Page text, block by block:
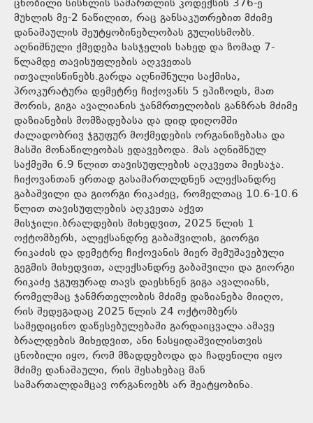
ცნობილი სისხლის სამართლის კოდექსის 376-ე
მუხლის მე-2 ნაწილით, რაც განსაკუთრებით მძიმე
დანაშაულის შეუტყობინებლობას გულისხმობს.
აღნიშნული ქმედება სასჯელის სახედ და ზომად 7-
წლამდე თავისუფლების აღკვეთას
ითვალისწინებს.გარდა აღნიშნული საქმისა,
პროკურატურა დემეტრე ჩიქოვანს 5 ეპიზოდს, მათ
შორის, გიგა ავალიანის ჯანმრთელობის განზრახ მძიმე
დაზიანების მომზადებასა და დიდ დიღომში
ძალადობრივ ჯგუფურ მოქმედების ორგანიზებასა და
მასში მონაწილეობას ედავებოდა. მას აღნიშნულ
საქმეში 6.9 წლით თავისუფლების აღკვეთა მიესაჯა.
ჩიქოვანთან ერთად გასამართლდნენ ალექსანდრე
გაბაშვილი და გიორგი რიკაძეც, რომელთაც 10.6-10.6
წლით თავისუფლების აღკვეთა აქვთ
მისჯილი.ბრალდების მიხედვით, 2025 წლის 1
ოქტომბერს, ალექსანდრე გაბაშვილის, გიორგი
რიკაძის და დემეტრე ჩიქოვანის მიერ შემუშავებული
გეგმის მიხედვით, ალექსანდრე გაბაშვილი და გიორგი
რიკაძე ჯგუფურად თავს დაესხნენ გიგა ავალიანს,
რომელმაც ჯანმრთელობის მძიმე დაზიანება მიიღო,
რის შედეგადაც 2025 წლის 24 ოქტომბერს
სამედიცინო დაწესებულებაში გარდაიცვალა.ამავე
ბრალდების მიხედვით, ანი ნასყიდაშვილისთვის
ცნობილი იყო, რომ მზადდებოდა და ჩადენილი იყო
მძიმე დანაშაული, რის შესახებაც მან
სამართალდამცავ ორგანოებს არ შეატყობინა.